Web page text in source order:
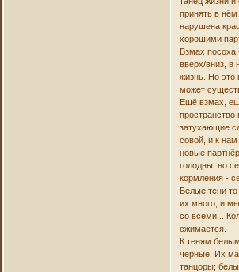
принять в
нарушена
хорошими
Взмах
вверх/вниз, в
жизнь. Но это
может
Ещё взмах,
пространство
затухающие
совой, и к
новые
голодны, но
кормления -
Белые тени
их много, и
со всеми...
сжимается.
К теням
чёрные. Их
танцоры;